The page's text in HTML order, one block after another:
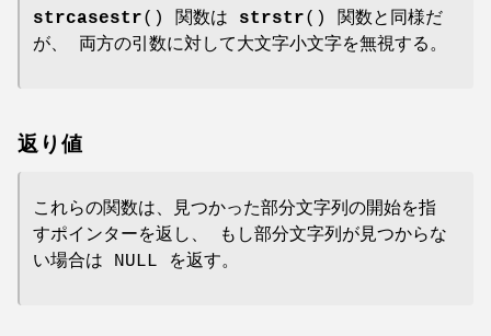
strcasestr() 関数は strstr() 関数と同様だ
が、 両方の引数に対して大文字小文字を無視する。
返り値
これらの関数は、見つかった部分文字列の開始を指
すポインターを返し、 もし部分文字列が見つからな
い場合は NULL を返す。